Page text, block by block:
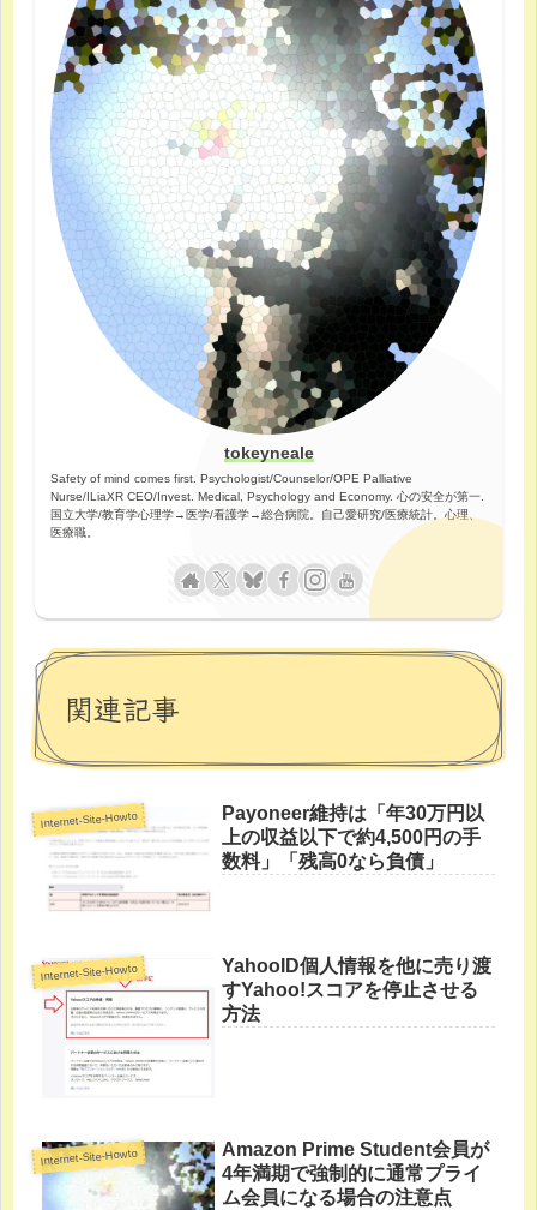
tokeyneale
Safety of mind comes first. Psychologist/Counselor/OPE Palliative
Nurse/ILiaXR CEO/Invest. Medical, Psychology and Economy. 心の安全が第一.
国立大学/教育学心理学→医学/看護学→総合病院。自己愛研究/医療統計。心理、
医療職。
関連記事
Internet-Site-Howto
Payoneer維持は「年30万円以
上の収益以下で約4,500円の手
数料」「残高0なら負債」
Internet-Site-Howto
YahooID個人情報を他に売り渡
すYahoo!スコアを停止させる
方法
Internet-Site-Howto
Amazon Prime Student会員が
4年満期で強制的に通常プライ
ム会員になる場合の注意点